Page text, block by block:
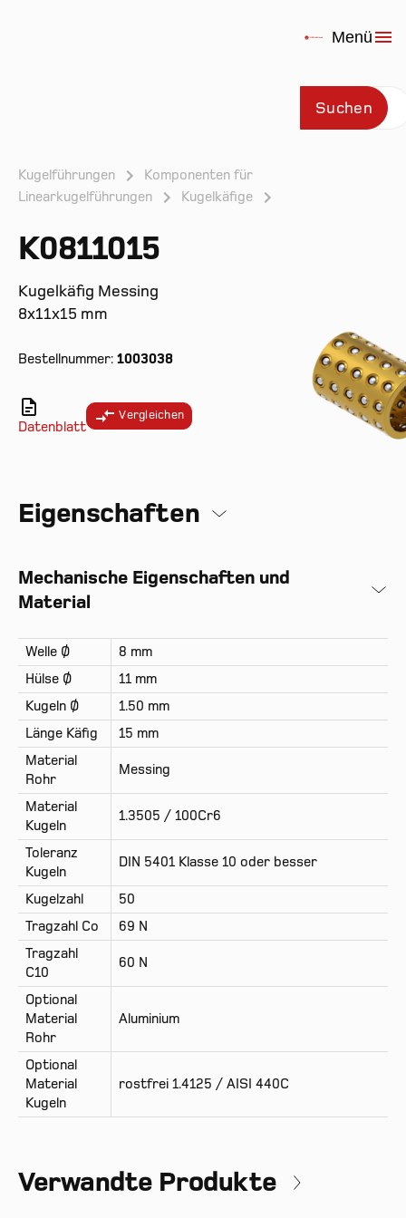
Menü
Suchen
Kugelführungen
Komponenten für
Linearkugelführungen
Kugelkäfige
K0811015
Kugelkäfig Messing
8x11x15 mm
Bestellnummer: 1003038
Datenblatt
Vergleichen
Eigenschaften
Mechanische Eigenschaften und
Material
Welle Ø
8 mm
Hülse Ø
11 mm
Kugeln Ø
1.50 mm
Länge Käfig
15 mm
Material
Rohr
Messing
Material
Kugeln
1.3505 / 100Cr6
Toleranz
Kugeln
DIN 5401 Klasse 10 oder besser
Kugelzahl
50
Tragzahl Co
69 N
Tragzahl
C10
60 N
Optional
Material
Rohr
Aluminium
Optional
Material
Kugeln
rostfrei 1.4125 / AISI 440C
Verwandte Produkte